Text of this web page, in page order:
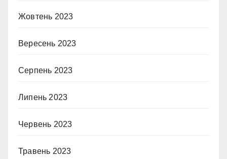
Жовтень 2023
Вересень 2023
Серпень 2023
Липень 2023
Червень 2023
Травень 2023